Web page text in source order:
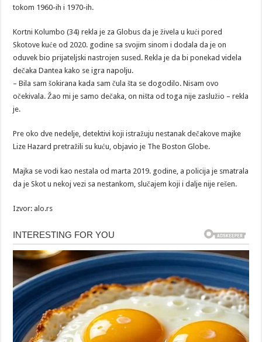
tokom 1960-ih i 1970-ih.
Kortni Kolumbo (34) rekla je za Globus da je živela u kući pored
Skotove kuće od 2020. godine sa svojim sinom i dodala da je on
oduvek bio prijateljski nastrojen sused. Rekla je da bi ponekad videla
dečaka Dantea kako se igra napolju.
– Bila sam šokirana kada sam čula šta se dogodilo. Nisam ovo
očekivala. Žao mi je samo dečaka, on ništa od toga nije zaslužio – rekla
je.
Pre oko dve nedelje, detektivi koji istražuju nestanak dečakove majke
Lize Hazard pretražili su kuću, objavio je The Boston Globe.
Majka se vodi kao nestala od marta 2019. godine, a policija je smatrala
da je Skot u nekoj vezi sa nestankom, slučajem koji i dalje nije rešen.
Izvor: alo.rs